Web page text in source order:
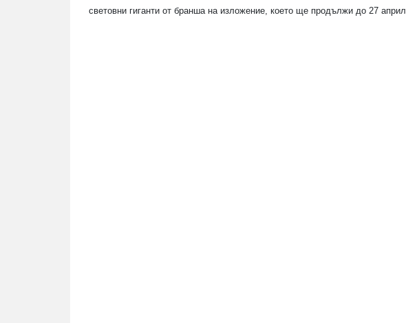
световни гиганти от бранша на изложение, което ще продължи до 27 април.